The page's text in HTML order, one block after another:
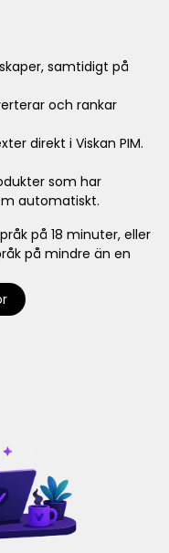
samtidigt på
och rankar
direkt i Viskan PIM.
som har
automatiskt.
på 18 minuter, eller
på mindre än en